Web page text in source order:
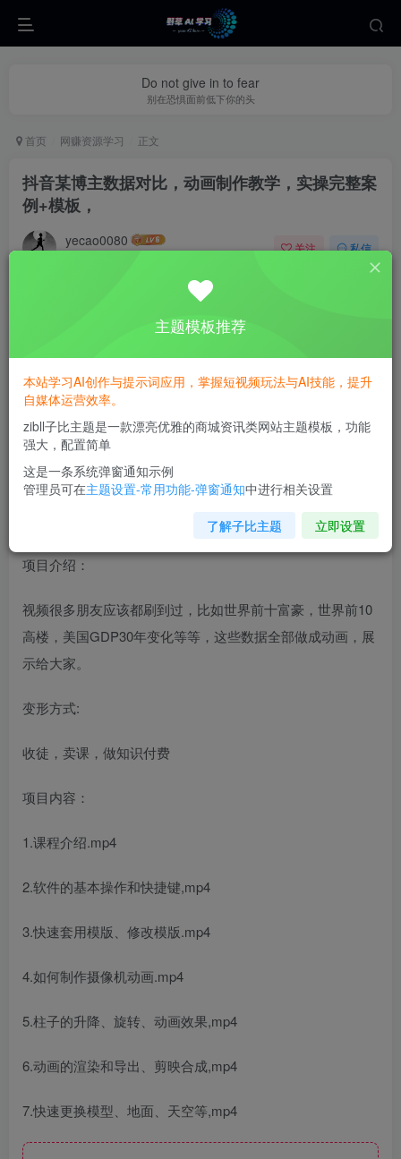
Do not give in to fear
别在恐惧面前低下你的头
首页 网赚资源学习 正文
抖音某博主数据对比，动画制作教学，实操完整案
例+模板，
yecao0080 关注 私信
项目介绍：
视频很多朋友应该都刷到过，比如世界前十富豪，世界前10
高楼，美国GDP30年变化等等，这些数据全部做成动画，展
示给大家。
变形方式:
收徒，卖课，做知识付费
项目内容：
1.课程介绍.mp4
2.软件的基本操作和快捷键,mp4
3.快速套用模版、修改模版.mp4
4.如何制作摄像机动画.mp4
5.柱子的升降、旋转、动画效果,mp4
6.动画的渲染和导出、剪映合成,mp4
7.快速更换模型、地面、天空等,mp4
主题模板推荐
本站学习AI创作与提示词应用，掌握短视频玩法与AI技能，提升
自媒体运营效率。
zibll子比主题是一款漂亮优雅的商城资讯类网站主题模板，功能
强大，配置简单
这是一条系统弹窗通知示例
管理员可在主题设置-常用功能-弹窗通知中进行相关设置
了解子比主题 立即设置